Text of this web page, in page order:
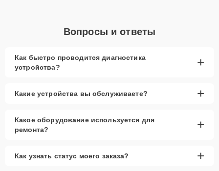
Вопросы и ответы
Как быстро проводится диагностика
устройства?
+
Какие устройства вы обслуживаете? +
Какое оборудование используется для
ремонта?
+
Как узнать статус моего заказа? +